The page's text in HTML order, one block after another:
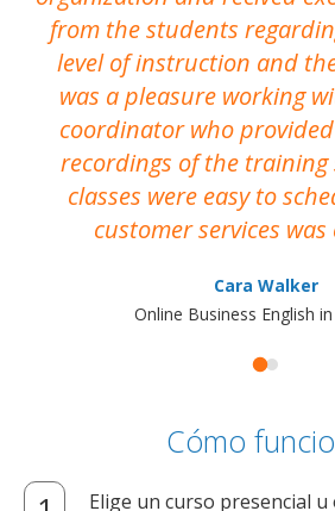
from the students
level of instruction and
was a pleasure working
coordinator who
recordings of the training
classes were easy to
customer services was
Cara Walker
Online Business English
Cómo
Elige un curso presencial u